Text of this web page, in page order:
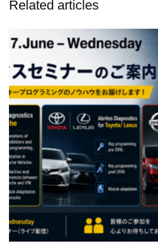
Related articles